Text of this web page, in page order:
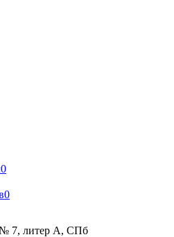
0
0
№ 7, литер А, СПб